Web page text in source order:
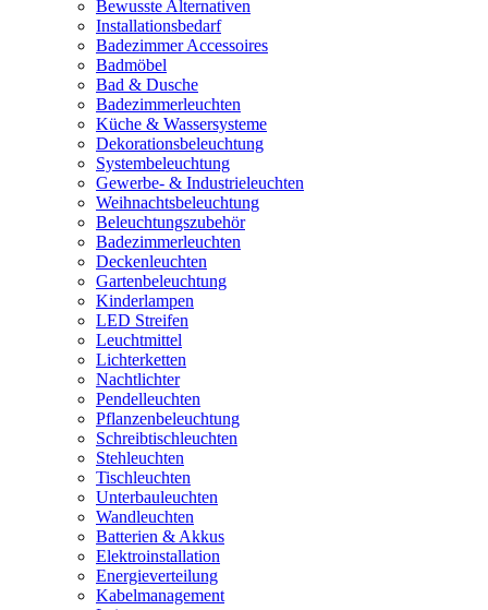
Bewusste Alternativen
Installationsbedarf
Badezimmer Accessoires
Badmöbel
Bad & Dusche
Badezimmerleuchten
Küche & Wassersysteme
Dekorationsbeleuchtung
Systembeleuchtung
Gewerbe- & Industrieleuchten
Weihnachtsbeleuchtung
Beleuchtungszubehör
Badezimmerleuchten
Deckenleuchten
Gartenbeleuchtung
Kinderlampen
LED Streifen
Leuchtmittel
Lichterketten
Nachtlichter
Pendelleuchten
Pflanzenbeleuchtung
Schreibtischleuchten
Stehleuchten
Tischleuchten
Unterbauleuchten
Wandleuchten
Batterien & Akkus
Elektroinstallation
Energieverteilung
Kabelmanagement